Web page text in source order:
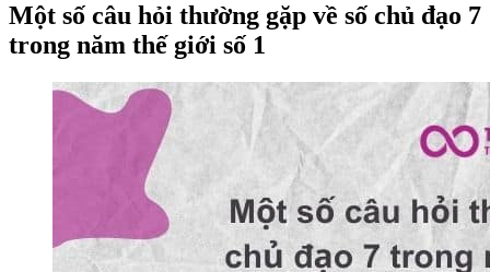
Một số câu hỏi thường gặp về số chủ đạo 7
trong năm thế giới số 1